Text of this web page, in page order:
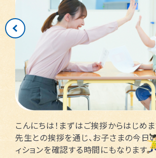
こんにちは！まずはご挨拶からはじめま
先生との挨拶を通じ、お子さまの今日
ィションを確認する時間にもなります。
さいたま市北区
所沢市
越谷市
練馬区
八王子市
町田市
江東区
立川市
横浜市磯子区
川崎市多摩区
横浜市緑区
川崎市高津区
横浜市金沢区
横浜市中区
門真市向島町
大阪市東淀川区
枚方市
大阪市中央区
大阪市阿倍野区
大阪市北区